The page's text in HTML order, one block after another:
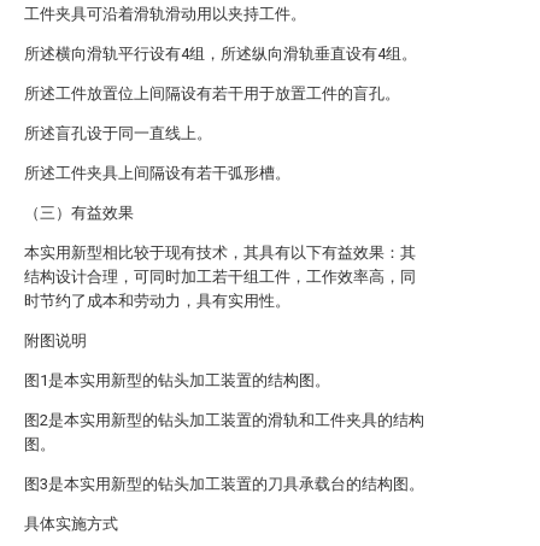
工件夹具可沿着滑轨滑动用以夹持工件。
所述横向滑轨平行设有4组，所述纵向滑轨垂直设有4组。
所述工件放置位上间隔设有若干用于放置工件的盲孔。
所述盲孔设于同一直线上。
所述工件夹具上间隔设有若干弧形槽。
（三）有益效果
本实用新型相比较于现有技术，其具有以下有益效果：其
结构设计合理，可同时加工若干组工件，工作效率高，同
时节约了成本和劳动力，具有实用性。
附图说明
图1是本实用新型的钻头加工装置的结构图。
图2是本实用新型的钻头加工装置的滑轨和工件夹具的结构
图。
图3是本实用新型的钻头加工装置的刀具承载台的结构图。
具体实施方式